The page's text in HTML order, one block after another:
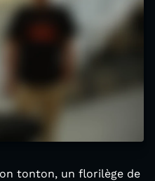
tonton, un florilège de